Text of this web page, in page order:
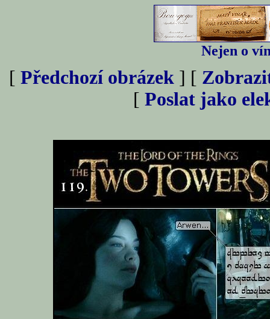
Nejen o
[ Předchozí obrázek ] [
[ Poslat jako